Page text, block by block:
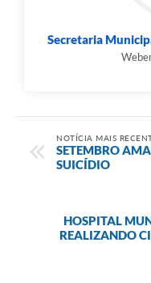
Secretaria
NOTÍCIA MAIS
SETEMBRO
SUICÍDIO
HOSPITAL
REALIZANDO